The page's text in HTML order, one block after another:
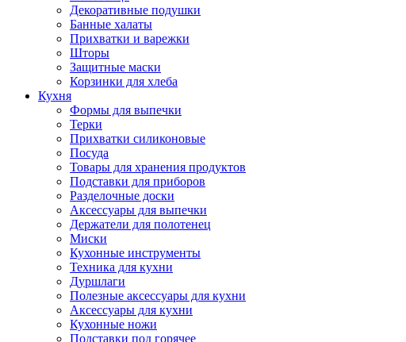
Декоративные подушки
Банные халаты
Прихватки и варежки
Шторы
Защитные маски
Корзинки для хлеба
Кухня
Формы для выпечки
Терки
Прихватки силиконовые
Посуда
Товары для хранения продуктов
Подставки для приборов
Разделочные доски
Аксессуары для выпечки
Держатели для полотенец
Миски
Кухонные инструменты
Техника для кухни
Дуршлаги
Полезные аксессуары для кухни
Аксессуары для кухни
Кухонные ножи
Подставки под горячее